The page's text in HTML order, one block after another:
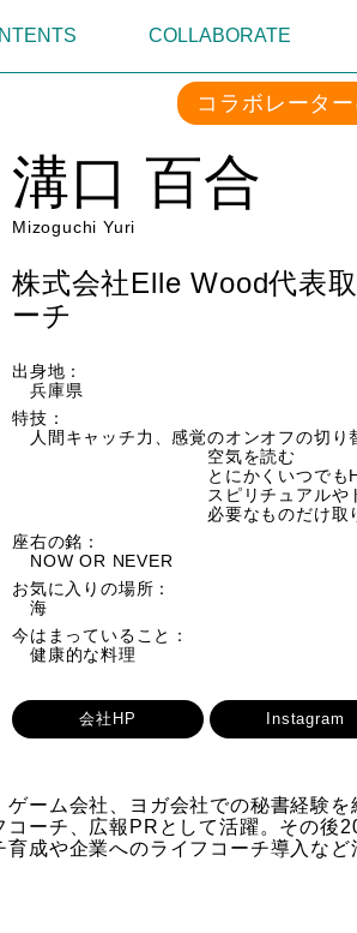
COLLABORATE
コラボレータ
溝口 百合
Mizoguchi Yuri
株式会社Elle Wood代表
ーチ
出身地：
兵庫県
特技：
人間キャッチ力、感覚のオンオフの切り
空気を読む
とにかくいつでもHAPPY
スピリチュアルやトレン
必要なものだけ取り入れる
座右の銘：
NOW OR NEVER
お気に入りの場所：
海
今はまっていること：
健康的な料理
会社HP Instagram
ーム会社、ヨガ会社での秘書経験
ーチ、広報PRとして活躍。その後
成や企業へのライフコーチ導入など